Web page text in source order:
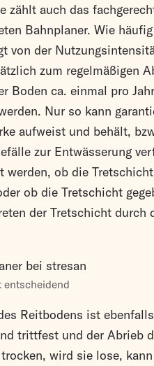
zählt auch das
Bahnplaner. Wie
von der
zum regelmäßigen
Boden ca. einmal pro
Nur so kann
aufweist und behält,
zur Entwässerung
ob die
ob die Tretschicht
der Tretschicht durch
entscheidend
Reitbodens ist
trittfest und der Abrieb
wird sie lose,